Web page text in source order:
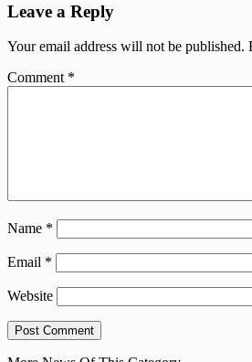
Leave a Reply
Your email address will not be published.
Comment *
Name *
Email *
Website